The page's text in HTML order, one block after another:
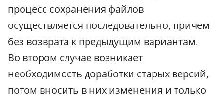
процесс сохранения файлов
осуществляется последовательно, причем
без возврата к предыдущим вариантам.
Во втором случае возникает
необходимость доработки старых версий,
потом вносить в них изменения и только